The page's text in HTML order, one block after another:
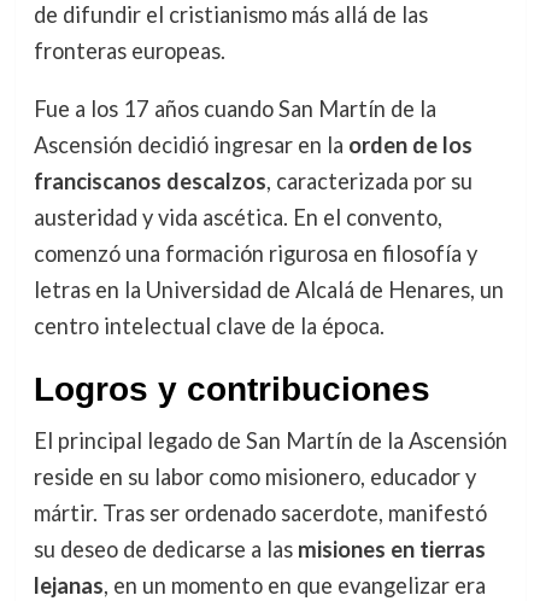
de difundir el cristianismo más allá de las
fronteras europeas.
Fue a los 17 años cuando San Martín de la
Ascensión decidió ingresar en la orden de los
franciscanos descalzos, caracterizada por su
austeridad y vida ascética. En el convento,
comenzó una formación rigurosa en filosofía y
letras en la Universidad de Alcalá de Henares, un
centro intelectual clave de la época.
Logros y contribuciones
El principal legado de San Martín de la Ascensión
reside en su labor como misionero, educador y
mártir. Tras ser ordenado sacerdote, manifestó
su deseo de dedicarse a las misiones en tierras
lejanas, en un momento en que evangelizar era